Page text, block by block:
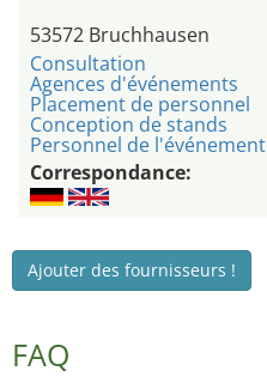
53572 Bruchhausen
Consultation
Agences d'événements
Placement de personnel
Conception de stands
Personnel de l'événement
Correspondance:
Ajouter des fournisseurs !
FAQ